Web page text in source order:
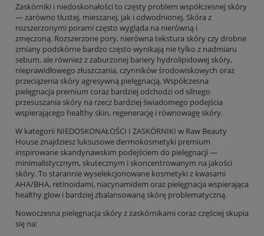
Zaskórniki i niedoskonałości to częsty problem współczesnej skóry
— zarówno tłustej, mieszanej, jak i odwodnionej. Skóra z
rozszerzonymi porami często wygląda na nierówną i
zmęczoną. Rozszerzone pory, nierówna tekstura skóry czy drobne
zmiany podskórne bardzo często wynikają nie tylko z nadmiaru
sebum, ale również z zaburzonej bariery hydrolipidowej skóry,
nieprawidłowego złuszczania, czynników środowiskowych oraz
przeciążenia skóry agresywną pielęgnacją. Współczesna
pielęgnacja premium coraz bardziej odchodzi od silnego
przesuszania skóry na rzecz bardziej świadomego podejścia
wspierającego healthy skin, regenerację i równowagę skóry.
W kategorii NIEDOSKONAŁOŚCI I ZASKÓRNIKI w Raw Beauty
House znajdziesz luksusowe dermokosmetyki premium
inspirowane skandynawskim podejściem do pielęgnacji —
minimalistycznym, skutecznym i skoncentrowanym na jakości
skóry. To starannie wyselekcjonowane kosmetyki z kwasami
AHA/BHA, retinoidami, niacynamidem oraz pielęgnacja wspierająca
healthy glow i bardziej zbalansowaną skórę problematyczną.
Nowoczesna pielęgnacja skóry z zaskórnikami coraz częściej skupia
się na: